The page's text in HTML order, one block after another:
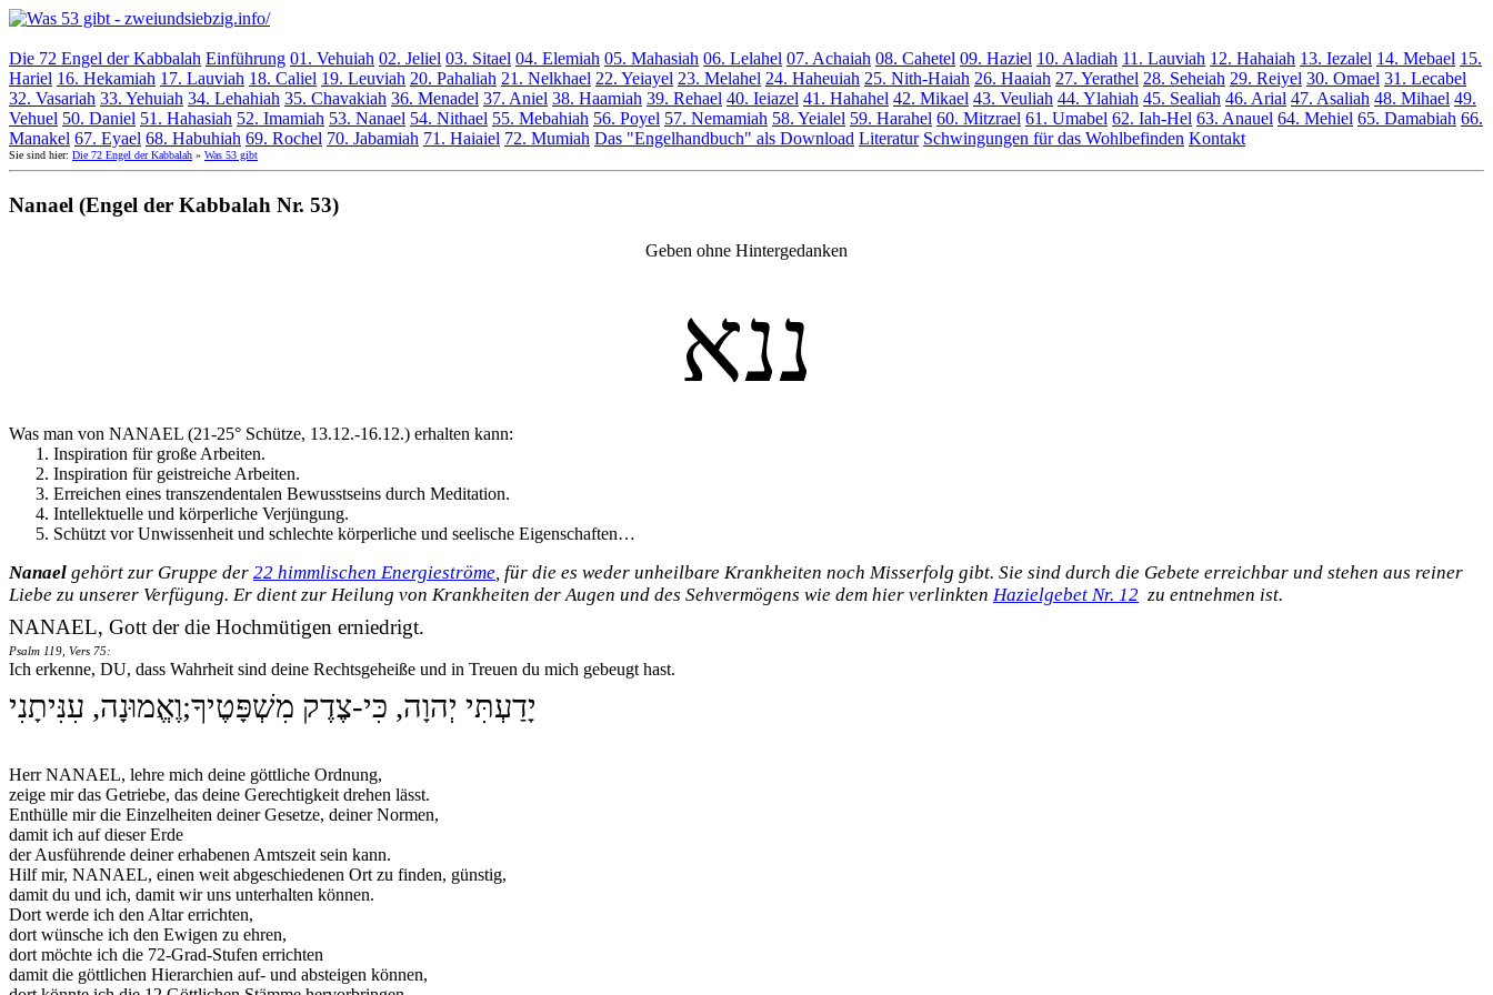
Die 72 Engel der Kabbalah Einführung 01. Vehuiah 02. Jeliel 03. Sitael 04. Elemiah 05. Mahasiah 06. Lelahel 07. Achaiah 08. Cahetel 09. Haziel 10. Aladiah 11. Lauviah 12. Hahaiah 13. Iezalel 14. Mebael 15.
Hariel 16. Hekamiah 17. Lauviah 18. Caliel 19. Leuviah 20. Pahaliah 21. Nelkhael 22. Yeiayel 23. Melahel 24. Haheuiah 25. Nith-Haiah 26. Haaiah 27. Yerathel 28. Seheiah 29. Reiyel 30. Omael 31. Lecabel
32. Vasariah 33. Yehuiah 34. Lehahiah 35. Chavakiah 36. Menadel 37. Aniel 38. Haamiah 39. Rehael 40. Ieiazel 41. Hahahel 42. Mikael 43. Veuliah 44. Ylahiah 45. Sealiah 46. Arial 47. Asaliah 48. Mihael 49.
Vehuel 50. Daniel 51. Hahasiah 52. Imamiah 53. Nanael 54. Nithael 55. Mebahiah 56. Poyel 57. Nemamiah 58. Yeialel 59. Harahel 60. Mitzrael 61. Umabel 62. Iah-Hel 63. Anauel 64. Mehiel 65. Damabiah 66.
Manakel 67. Eyael 68. Habuhiah 69. Rochel 70. Jabamiah 71. Haiaiel 72. Mumiah Das "Engelhandbuch" als Download Literatur Schwingungen für das Wohlbefinden Kontakt
Sie sind hier: Die 72 Engel der Kabbalah » Was 53 gibt
Nanael (Engel der Kabbalah Nr. 53)
Geben ohne Hintergedanken
ננא
Was man von NANAEL (21-25° Schütze, 13.12.-16.12.) erhalten kann:
Inspiration für große Arbeiten.
Inspiration für geistreiche Arbeiten.
Erreichen eines transzendentalen Bewusstseins durch Meditation.
Intellektuelle und körperliche Verjüngung.
Schützt vor Unwissenheit und schlechte körperliche und seelische Eigenschaften…
Nanael gehört zur Gruppe der 22 himmlischen Energieströme, für die es weder unheilbare Krankheiten noch Misserfolg gibt. Sie sind durch die Gebete erreichbar und stehen aus reiner
Liebe zu unserer Verfügung. Er dient zur Heilung von Krankheiten der Augen und des Sehvermögens wie dem hier verlinkten Hazielgebet Nr. 12 zu entnehmen ist.
NANAEL, Gott der die Hochmütigen erniedrigt.
Psalm 119, Vers 75:
Ich erkenne, DU, dass Wahrheit sind deine Rechtsgeheiße und in Treuen du mich gebeugt hast.
יָדַעְתִּי יְהוָה, כִּי-צֶדֶק מִשְׁפָּטֶיךָ;וֶאֱמוּנָה, עִנִּיתָנִי
Herr NANAEL, lehre mich deine göttliche Ordnung,
zeige mir das Getriebe, das deine Gerechtigkeit drehen lässt.
Enthülle mir die Einzelheiten deiner Gesetze, deiner Normen,
damit ich auf dieser Erde
der Ausführende deiner erhabenen Amtszeit sein kann.
Hilf mir, NANAEL, einen weit abgeschiedenen Ort zu finden, günstig,
damit du und ich, damit wir uns unterhalten können.
Dort werde ich den Altar errichten,
dort wünsche ich den Ewigen zu ehren,
dort möchte ich die 72-Grad-Stufen errichten
damit die göttlichen Hierarchien auf- und absteigen können,